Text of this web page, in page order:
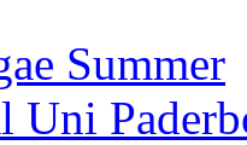
Summer
Uni